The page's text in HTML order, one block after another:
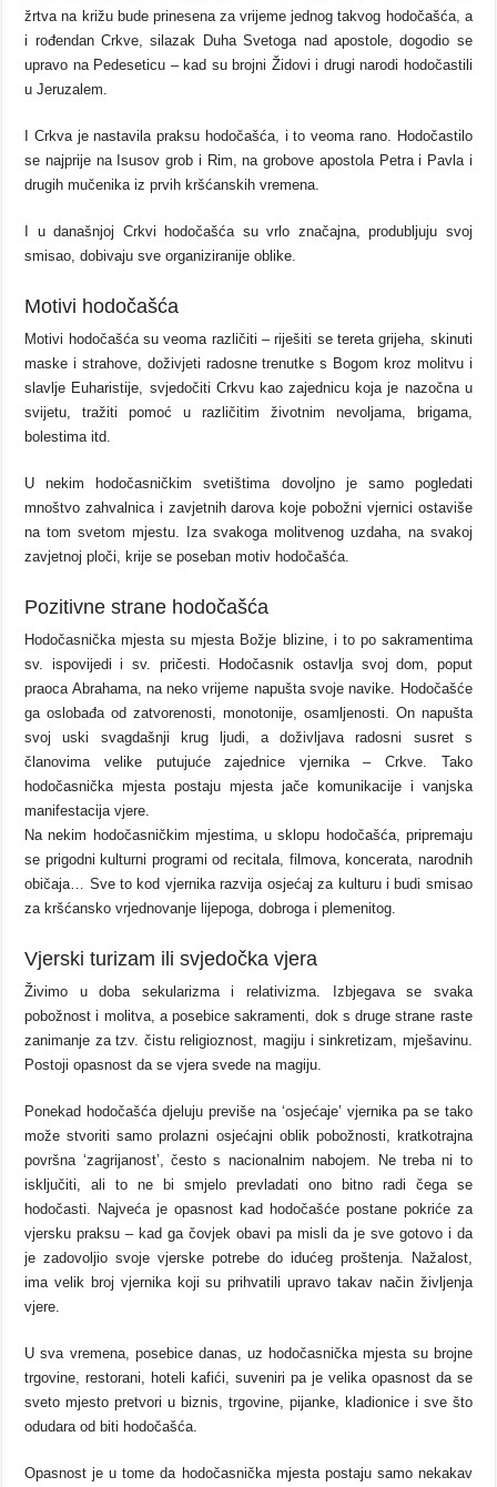
žrtva na križu bude prinesena za vrijeme jednog takvog hodočašća, a
i rođendan Crkve, silazak Duha Svetoga nad apostole, dogodio se
upravo na Pedeseticu – kad su brojni Židovi i drugi narodi hodočastili
u Jeruzalem.
I Crkva je nastavila praksu hodočašća, i to veoma rano. Hodočastilo
se najprije na Isusov grob i Rim, na grobove apostola Petra i Pavla i
drugih mučenika iz prvih kršćanskih vremena.
I u današnjoj Crkvi hodočašća su vrlo značajna, produbljuju svoj
smisao, dobivaju sve organiziranije oblike.
Motivi hodočašća
Motivi hodočašća su veoma različiti – riješiti se tereta grijeha, skinuti
maske i strahove, doživjeti radosne trenutke s Bogom kroz molitvu i
slavlje Euharistije, svjedočiti Crkvu kao zajednicu koja je nazočna u
svijetu, tražiti pomoć u različitim životnim nevoljama, brigama,
bolestima itd.
U nekim hodočasničkim svetištima dovoljno je samo pogledati
mnoštvo zahvalnica i zavjetnih darova koje pobožni vjernici ostaviše
na tom svetom mjestu. Iza svakoga molitvenog uzdaha, na svakoj
zavjetnoj ploči, krije se poseban motiv hodočašća.
Pozitivne strane hodočašća
Hodočasnička mjesta su mjesta Božje blizine, i to po sakramentima
sv. ispovijedi i sv. pričesti. Hodočasnik ostavlja svoj dom, poput
praoca Abrahama, na neko vrijeme napušta svoje navike. Hodočašće
ga oslobađa od zatvorenosti, monotonije, osamljenosti. On napušta
svoj uski svagdašnji krug ljudi, a doživljava radosni susret s
članovima velike putujuće zajednice vjernika – Crkve. Tako
hodočasnička mjesta postaju mjesta jače komunikacije i vanjska
manifestacija vjere.
Na nekim hodočasničkim mjestima, u sklopu hodočašća, pripremaju
se prigodni kulturni programi od recitala, filmova, koncerata, narodnih
običaja… Sve to kod vjernika razvija osjećaj za kulturu i budi smisao
za kršćansko vrjednovanje lijepoga, dobroga i plemenitog.
Vjerski turizam ili svjedočka vjera
Živimo u doba sekularizma i relativizma. Izbjegava se svaka
pobožnost i molitva, a posebice sakramenti, dok s druge strane raste
zanimanje za tzv. čistu religioznost, magiju i sinkretizam, mješavinu.
Postoji opasnost da se vjera svede na magiju.
Ponekad hodočašća djeluju previše na ‘osjećaje’ vjernika pa se tako
može stvoriti samo prolazni osjećajni oblik pobožnosti, kratkotrajna
površna ‘zagrijanost’, često s nacionalnim nabojem. Ne treba ni to
isključiti, ali to ne bi smjelo prevladati ono bitno radi čega se
hodočasti. Najveća je opasnost kad hodočašće postane pokriće za
vjersku praksu – kad ga čovjek obavi pa misli da je sve gotovo i da
je zadovoljio svoje vjerske potrebe do idućeg proštenja. Nažalost,
ima velik broj vjernika koji su prihvatili upravo takav način življenja
vjere.
U sva vremena, posebice danas, uz hodočasnička mjesta su brojne
trgovine, restorani, hoteli kafići, suveniri pa je velika opasnost da se
sveto mjesto pretvori u biznis, trgovine, pijanke, kladionice i sve što
odudara od biti hodočašća.
Opasnost je u tome da hodočasnička mjesta postaju samo nekakav